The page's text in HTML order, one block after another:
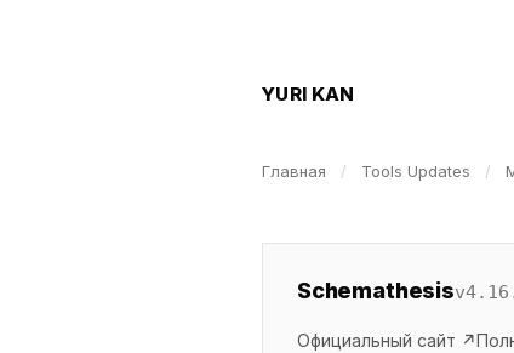
YURI KAN
Главная / Tools Updates /
Schemathesis
Официальный сайт ↗